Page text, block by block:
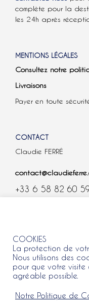
complète pour la
les 24h après
MENTIONS LÉGALES
Consultez notre
Livraisons
Payer en toute
CONTACT
Claudie FERRÉ
+33 6 58 82 60
COOKIES
La protection de
Nous utilisons des
pour que votre visite
agréable possible.
Notre Politique de